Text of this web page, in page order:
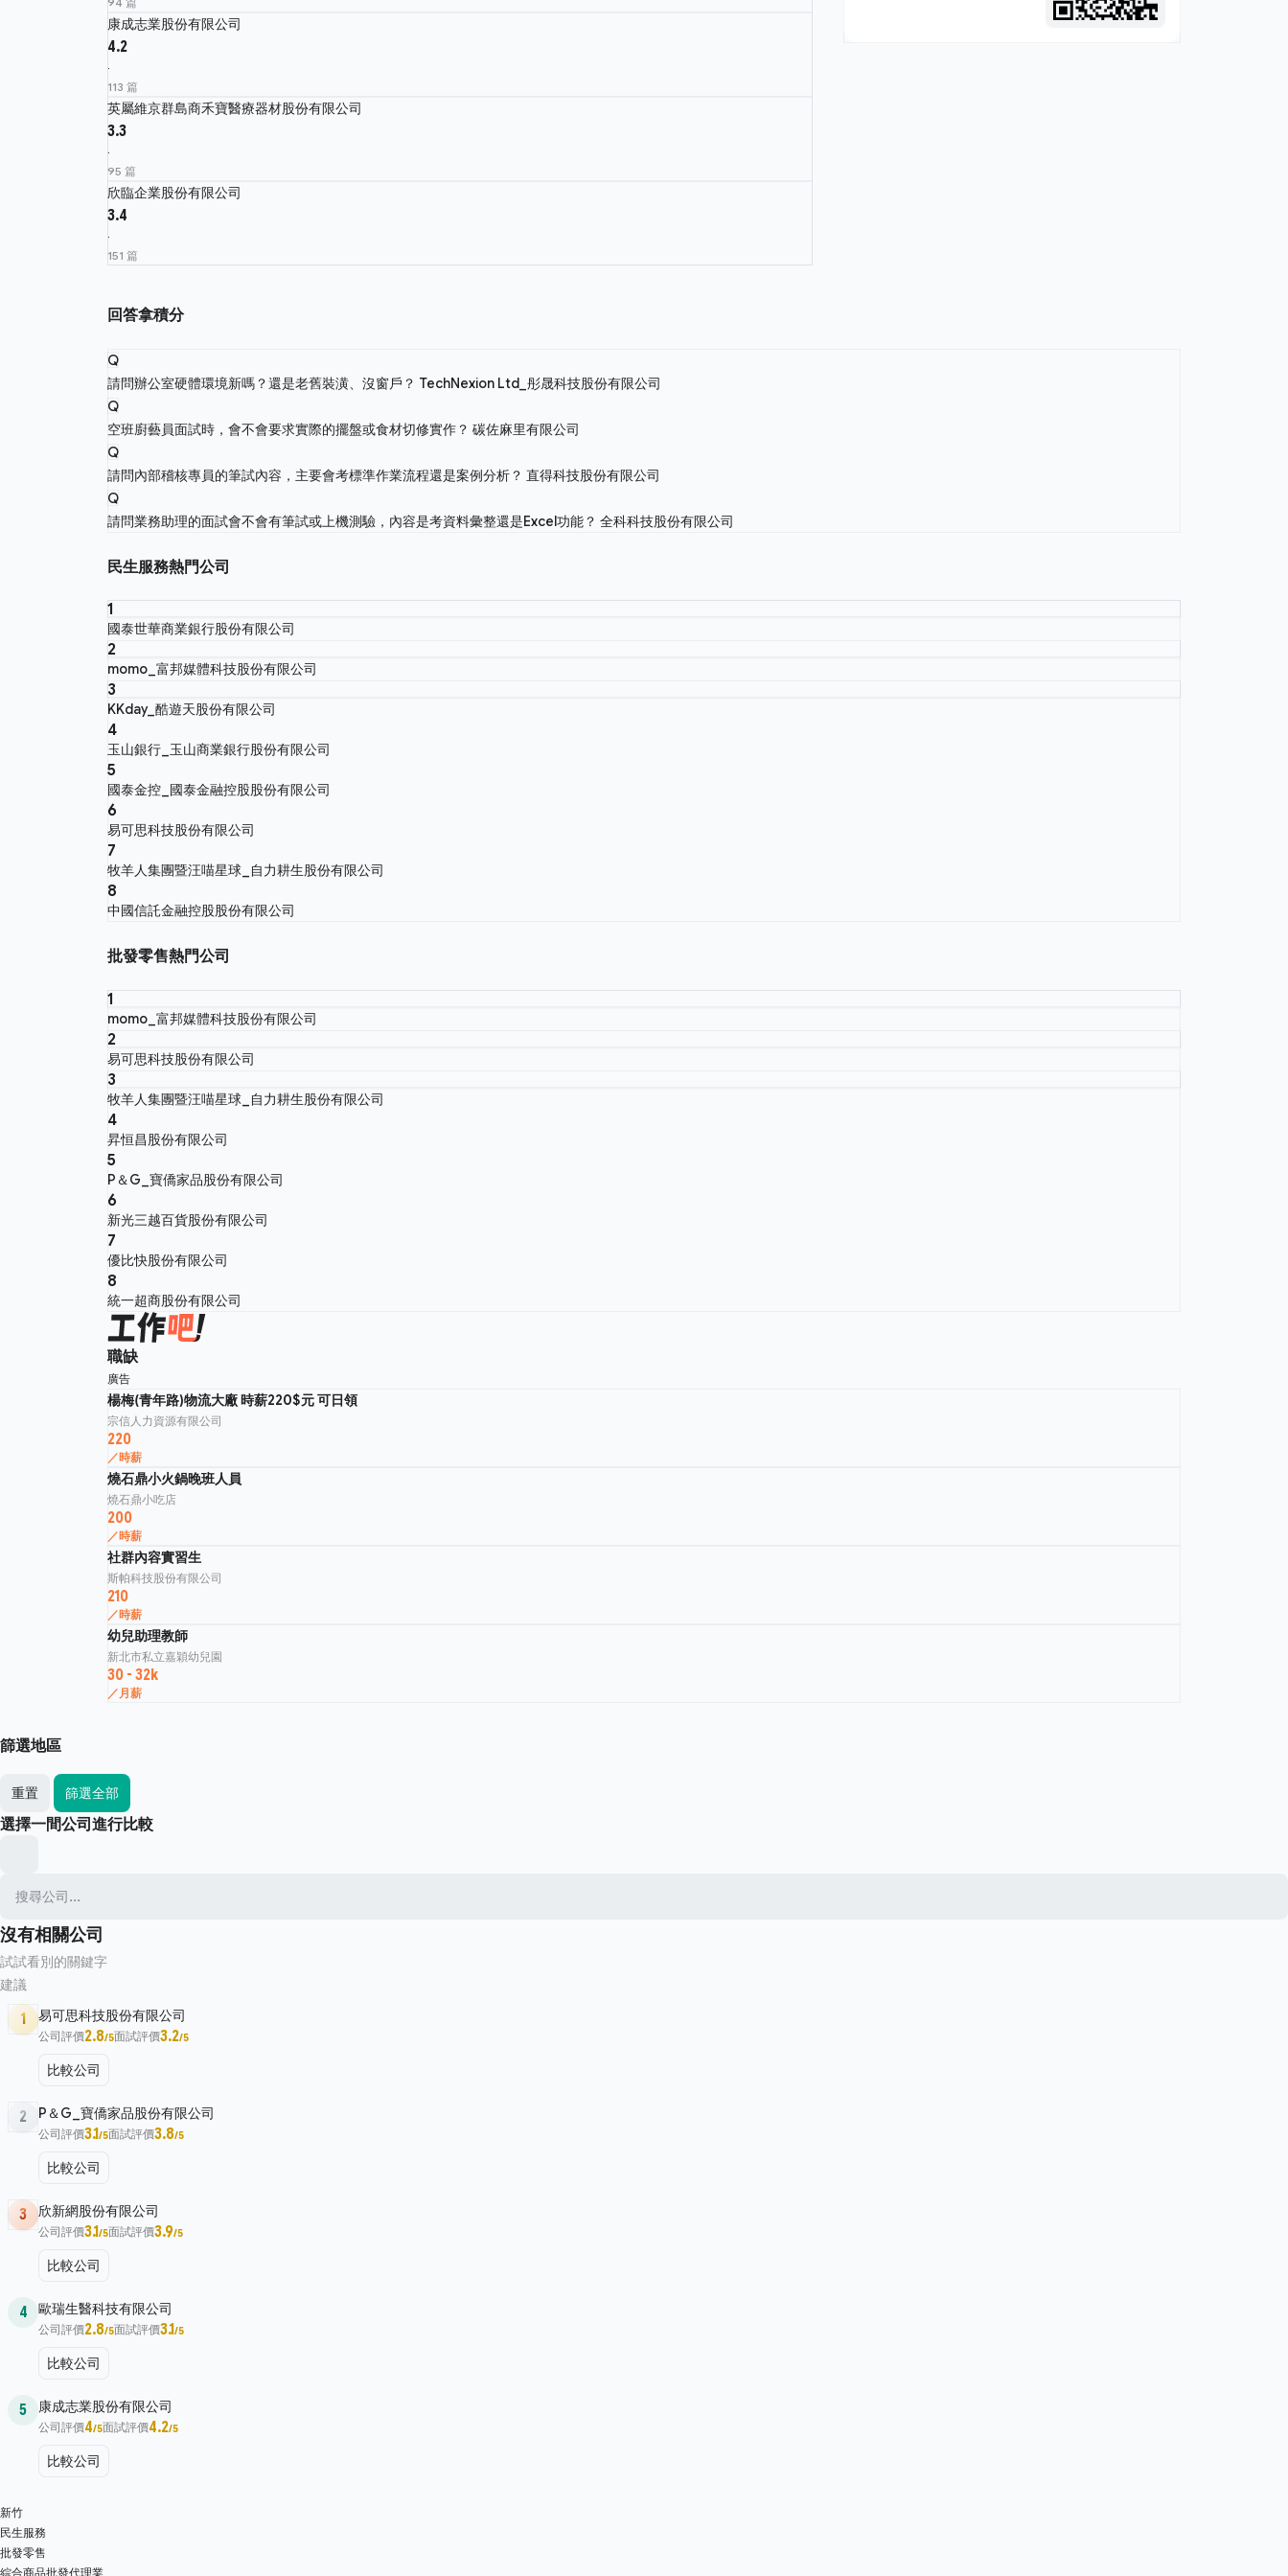
康成志業股份有限公司
4.2
·
113 篇
英屬維京群島商禾寶醫療器材股份有限公司
3.3
·
95 篇
欣臨企業股份有限公司
3.4
·
151 篇
回答拿積分
Q
請問辦公室硬體環境新嗎？還是老舊裝潢、沒窗戶？ TechNexion Ltd_彤晟科技股份有限公司
Q
空班廚藝員面試時，會不會要求實際的擺盤或食材切修實作？ 碳佐麻里有限公司
Q
請問內部稽核專員的筆試內容，主要會考標準作業流程還是案例分析？ 直得科技股份有限公司
Q
請問業務助理的面試會不會有筆試或上機測驗，內容是考資料彙整還是Excel功能？ 全科科技股份有限公司
民生服務熱門公司
1
國泰世華商業銀行股份有限公司
2
momo_富邦媒體科技股份有限公司
3
KKday_酷遊天股份有限公司
4
玉山銀行_玉山商業銀行股份有限公司
5
國泰金控_國泰金融控股股份有限公司
6
易可思科技股份有限公司
7
牧羊人集團暨汪喵星球_自力耕生股份有限公司
8
中國信託金融控股股份有限公司
批發零售熱門公司
1
momo_富邦媒體科技股份有限公司
2
易可思科技股份有限公司
3
牧羊人集團暨汪喵星球_自力耕生股份有限公司
4
昇恒昌股份有限公司
5
P＆G_寶僑家品股份有限公司
6
新光三越百貨股份有限公司
7
優比快股份有限公司
8
統一超商股份有限公司
職缺
廣告
楊梅(青年路)物流大廠 時薪220$元 可日領
宗信人力資源有限公司
220
／時薪
燒石鼎小火鍋晚班人員
燒石鼎小吃店
200
／時薪
社群內容實習生
斯帕科技股份有限公司
210
／時薪
幼兒助理教師
新北市私立嘉穎幼兒園
30 - 32k
／月薪
篩選地區
重置 篩選全部
選擇一間公司進行比較
沒有相關公司
試試看別的關鍵字
建議
1 易可思科技股份有限公司
公司評價2.8/5面試評價3.2/5
比較公司
2 P＆G_寶僑家品股份有限公司
公司評價3.1/5面試評價3.8/5
比較公司
3 欣新網股份有限公司
公司評價3.1/5面試評價3.9/5
比較公司
4 歐瑞生醫科技有限公司
公司評價2.8/5面試評價3.1/5
比較公司
5 康成志業股份有限公司
公司評價4/5面試評價4.2/5
比較公司
新竹
民生服務
批發零售
綜合商品批發代理業